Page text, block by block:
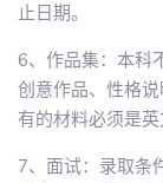
止日期。
6、作品集：本科
创意作品、性格
有的材料必须是英
7、面试：录取条